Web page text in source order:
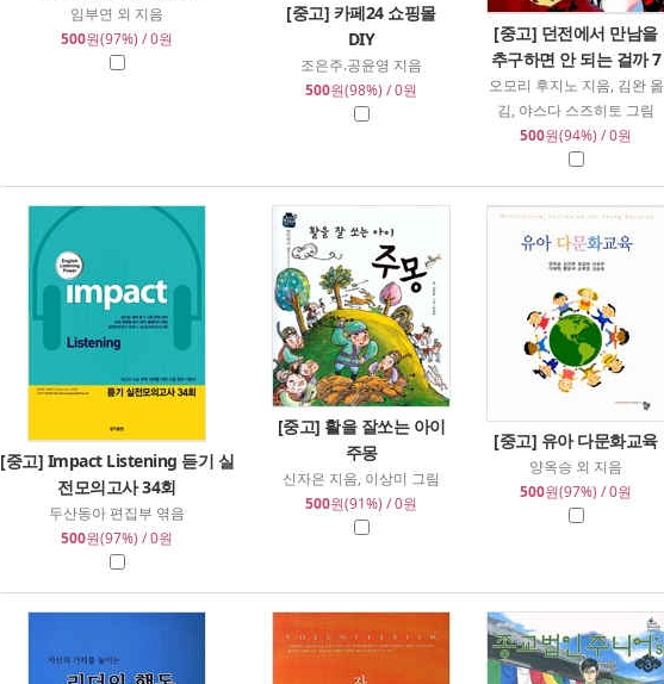
임부연 외 지음
500원(97%) / 0원
[중고] 카페24 쇼핑몰
DIY
조은주.공윤영 지음
500원(98%) / 0원
[중고] 던전에서 만남을
추구하면 안 되는 걸까 7
오모리 후지노 지음, 김완 옮
김, 야스다 스즈히토 그림
500원(94%) / 0원
[중고] Impact Listening 듣기 실
전모의고사 34회
두산동아 편집부 엮음
500원(97%) / 0원
[중고] 활을 잘쏘는 아이
주몽
신자은 지음, 이상미 그림
500원(91%) / 0원
[중고] 유아 다문화교육
양옥승 외 지음
500원(97%) / 0원